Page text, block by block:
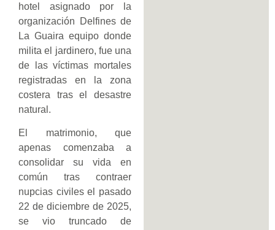
hotel asignado por la
organización Delfines de
La Guaira equipo donde
milita el jardinero, fue una
de las víctimas mortales
registradas en la zona
costera tras el desastre
natural.
El matrimonio, que
apenas comenzaba a
consolidar su vida en
común tras contraer
nupcias civiles el pasado
22 de diciembre de 2025,
se vio truncado de